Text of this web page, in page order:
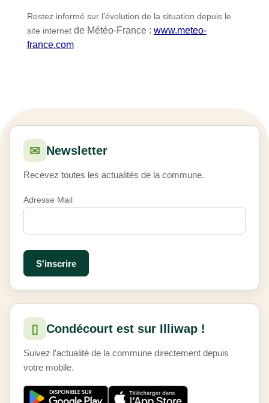
Restez informé sur l’évolution de la situation depuis le
site internetde Météo-France : www.meteo-
france.com
✉ Newsletter
Recevez toutes les actualités de la commune.
Adresse Mail
▯ Condécourt est sur Illiwap !
Suivez l’actualité de la commune directement depuis
votre mobile.